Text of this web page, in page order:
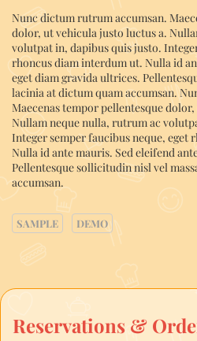
Nunc dictum rutrum accumsan.
dolor, ut vehicula justo luctus a.
volutpat in, dapibus quis justo.
rhoncus diam interdum ut. Nulla id
eget diam gravida ultrices.
lacinia at dictum quam accumsan.
Maecenas tempor pellentesque
Nullam neque nulla, rutrum ac
Integer semper faucibus neque, eget
Nulla id ante mauris. Sed eleifend
Pellentesque sollicitudin nisl vel
accumsan.
SAMPLE DEMO
Reservations &